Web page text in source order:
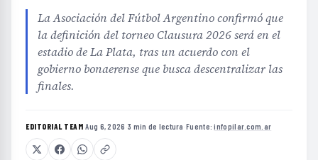
La Asociación del Fútbol Argentino confirmó que
la definición del torneo Clausura 2026 será en el
estadio de La Plata, tras un acuerdo con el
gobierno bonaerense que busca descentralizar las
finales.
EDITORIAL TEAM·Aug 6, 2026 ·3 min de lectura ·Fuente:infopilar.com.ar